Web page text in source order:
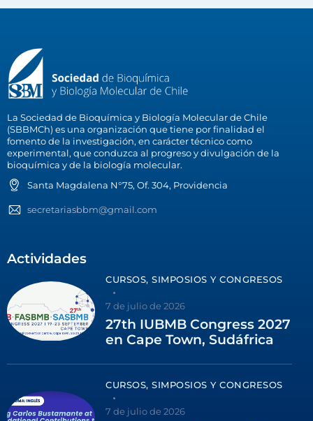
La Sociedad de Bioquímica y Biología Molecular de Chile
(SBBMCh) es una organización que tiene por finalidad el
fomento de la investigación, en carácter técnico como
experimental, que conduzca al progreso y divulgación de la
bioquímica y de la biología molecular.
Santa Magdalena N°75, Of. 304, Providencia
secretariasbbm@gmail.com
Actividades
CURSOS, SIMPOSIOS Y CONGRESOS
7 de julio de 2026
27th IUBMB Congress 2027
en Cape Town, Sudáfrica
CURSOS, SIMPOSIOS Y CONGRESOS
7 de julio de 2026